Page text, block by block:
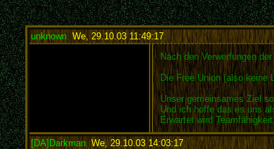
unknown, We, 29.10.03 11:49:17:
Nach den Verwerfungen
Die Free Union (also keine
Unser gemeinsames Ziel
Und ich hoffe das es uns
Erwartet wird
[DA]Darkman,We, 29.10.03 14:03:17: